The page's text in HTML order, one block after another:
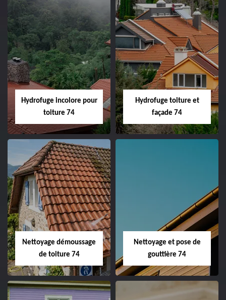
Hydrofuge incolore pour
toiture 74
Hydrofuge toiture et
façade 74
Nettoyage démoussage
de toiture 74
Nettoyage et pose de
gouttière 74